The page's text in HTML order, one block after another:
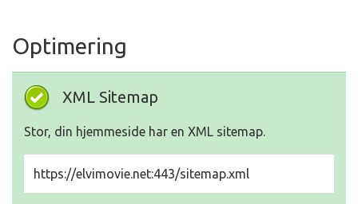
Optimering
XML Sitemap
Stor, din hjemmeside har en XML sitemap.
https://elvimovie.net:443/sitemap.xml